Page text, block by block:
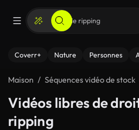
Coverr+ Nature Personnes
Maison Séquences vidéo de stock
Vidéos libres de
ripping